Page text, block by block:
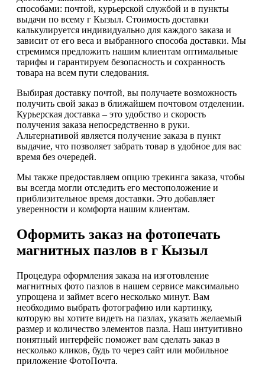
способами: почтой, курьерской службой и в пункты
выдачи по всему г Кызыл. Стоимость доставки
калькулируется индивидуально для каждого заказа и
зависит от его веса и выбранного способа доставки. Мы
стремимся предложить нашим клиентам оптимальные
тарифы и гарантируем безопасность и сохранность
товара на всем пути следования.
Выбирая доставку почтой, вы получаете возможность
получить свой заказ в ближайшем почтовом отделении.
Курьерская доставка – это удобство и скорость
получения заказа непосредственно в руки.
Альтернативой является получение заказа в пункт
выдачие, что позволяет забрать товар в удобное для вас
время без очередей.
Мы также предоставляем опцию трекинга заказа, чтобы
вы всегда могли отследить его местоположение и
приблизительное время доставки. Это добавляет
уверенности и комфорта нашим клиентам.
Оформить заказ на фотопечать
магнитных пазлов в г Кызыл
Процедура оформления заказа на изготовление
магнитных фото пазлов в нашем сервисе максимально
упрощена и займет всего несколько минут. Вам
необходимо выбрать фотографию или картинку,
которую вы хотите видеть на пазлах, указать желаемый
размер и количество элементов пазла. Наш интуитивно
понятный интерфейс поможет вам сделать заказ в
несколько кликов, будь то через сайт или мобильное
приложение ФотоПочта.